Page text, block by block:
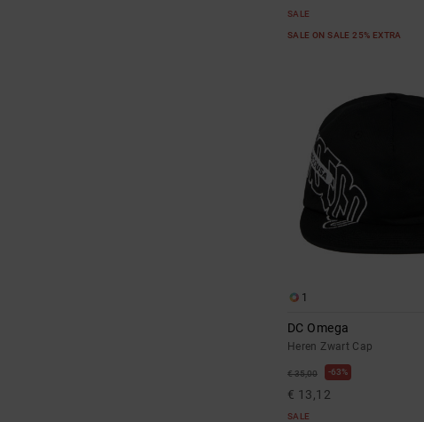
SALE
SALE ON SALE 25% EXTRA
1
DC Omega
Heren Zwart Cap
€ 35,00 63%
€ 13,12
SALE